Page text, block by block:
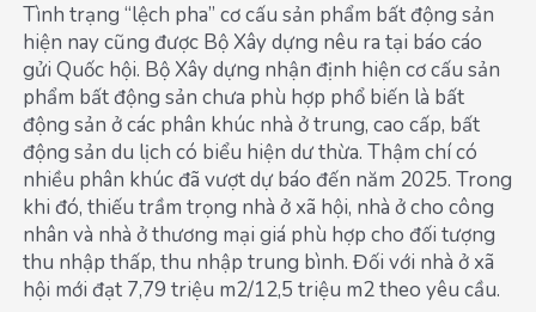
Tình trạng “lệch pha” cơ cấu sản phẩm bất động sản
hiện nay cũng được Bộ Xây dựng nêu ra tại báo cáo
gửi Quốc hội. Bộ Xây dựng nhận định hiện cơ cấu sản
phẩm bất động sản chưa phù hợp phổ biến là bất
động sản ở các phân khúc nhà ở trung, cao cấp, bất
động sản du lịch có biểu hiện dư thừa. Thậm chí có
nhiều phân khúc đã vượt dự báo đến năm 2025. Trong
khi đó, thiếu trầm trọng nhà ở xã hội, nhà ở cho công
nhân và nhà ở thương mại giá phù hợp cho đối tượng
thu nhập thấp, thu nhập trung bình. Đối với nhà ở xã
hội mới đạt 7,79 triệu m2/12,5 triệu m2 theo yêu cầu.